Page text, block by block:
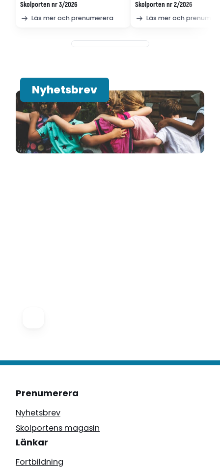
Skolporten nr 3/2026
Läs mer och prenumerera
Skolporten nr 2/2026
Läs mer och
Nyhetsbrev
Prenumerera
Nyhetsbrev
Skolportens magasin
Länkar
Fortbildning